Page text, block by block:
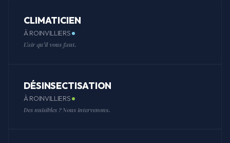
CLIMATICIEN
À ROINVILLIERS
L'air qu'il vous faut.
DÉSINSECTISATION
À ROINVILLIERS
Des nuisibles ? Nous intervenons.